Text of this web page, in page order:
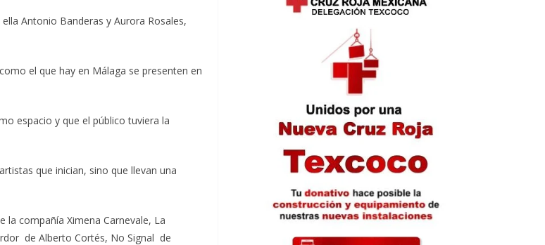
Antonio Banderas y Aurora Rosales,
el que hay en Málaga se presenten en
espacio y que el público tuviera la
que inician, sino que llevan una
la compañía Ximena Carnevale, La
de Alberto Cortés, No Signal de